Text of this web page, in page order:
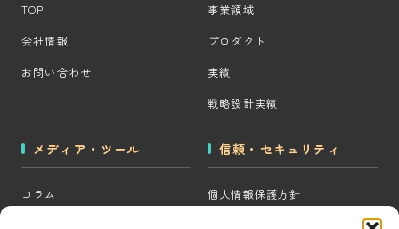
TOP
会社情報
お問い合わせ
事業領域
プロダクト
実績
戦略設計実績
メディア・ツール
コラム
信頼・セキュリティ
個人情報保護方針